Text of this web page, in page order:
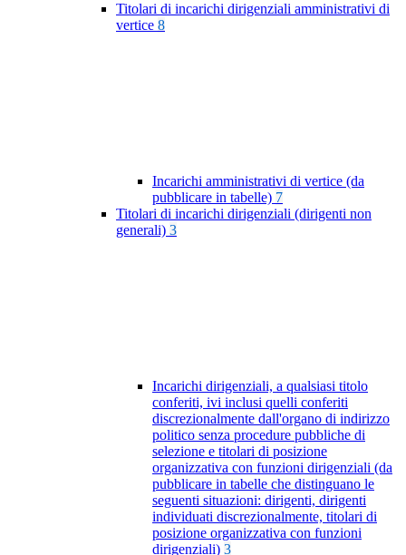
Titolari di incarichi dirigenziali amministrativi di
vertice 8
Incarichi amministrativi di vertice (da
pubblicare in tabelle) 7
Titolari di incarichi dirigenziali (dirigenti non
generali) 3
Incarichi dirigenziali, a qualsiasi titolo
conferiti, ivi inclusi quelli conferiti
discrezionalmente dall'organo di indirizzo
politico senza procedure pubbliche di
selezione e titolari di posizione
organizzativa con funzioni dirigenziali (da
pubblicare in tabelle che distinguano le
seguenti situazioni: dirigenti, dirigenti
individuati discrezionalmente, titolari di
posizione organizzativa con funzioni
dirigenziali) 3